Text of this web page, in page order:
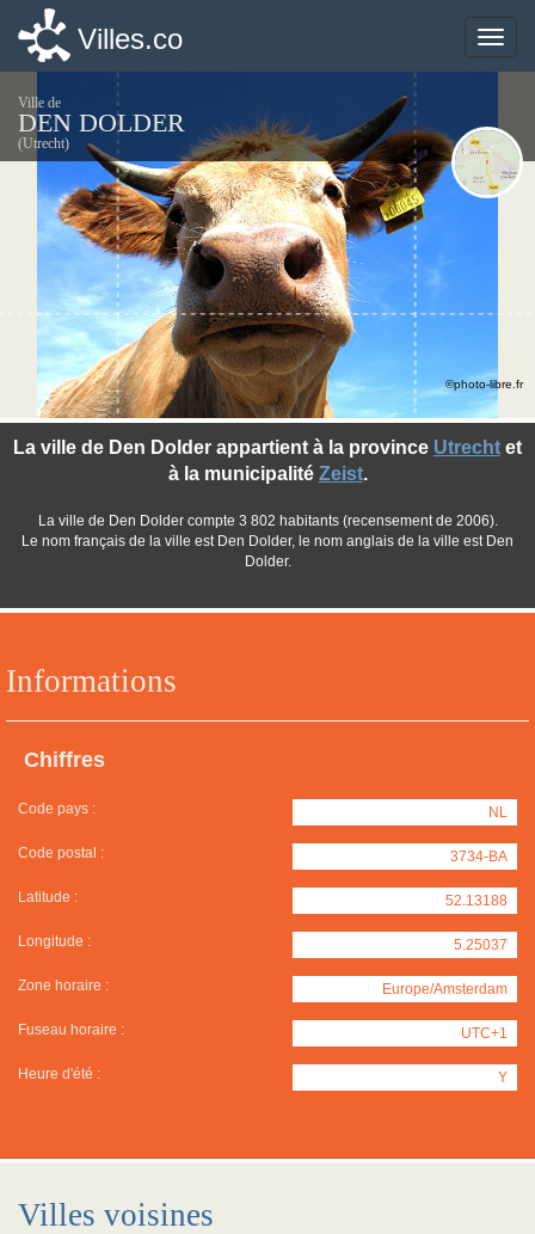
Toggle
Villes.co
Ville de
DEN DOLDER
(Utrecht)
Informations
Chiffres
Code pays : NL
Code postal : 3734-BA
Latitude : 52.13188
Longitude : 5.25037
Zone horaire : Europe/Amsterdam
Fuseau horaire : UTC+1
Heure d'été : Y
La ville de Den Dolder appartient à la province Utrecht et
à la municipalité Zeist.
La ville de Den Dolder compte 3 802 habitants (recensement de 2006).
Le nom français de la ville est Den Dolder, le nom anglais de la ville est Den
Dolder.
©photo-libre.fr
Villes voisines
Toggle
Villes.co